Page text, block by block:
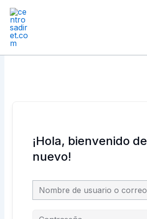
contenido
¡Hola, bienvenido de
nuevo!